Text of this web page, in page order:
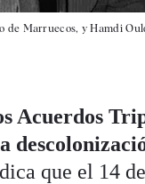
Marruecos, y Hamdi
Acuerdos
que el 14